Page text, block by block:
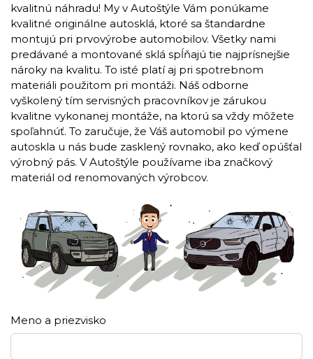
kvalitnú náhradu! My v Autoštýle Vám ponúkame
kvalitné originálne autosklá, ktoré sa štandardne
montujú pri prvovýrobe automobilov. Všetky nami
predávané a montované sklá spĺňajú tie najprísnejšie
nároky na kvalitu. To isté platí aj pri spotrebnom
materiáli použitom pri montáži. Náš odborne
vyškolený tím servisných pracovníkov je zárukou
kvalitne vykonanej montáže, na ktorú sa vždy môžete
spoľahnúť. To zaručuje, že Váš automobil po výmene
autoskla u nás bude zasklený rovnako, ako keď opúšťal
výrobný pás. V Autoštýle používame iba značkový
materiál od renomovaných výrobcov.
Meno a priezvisko